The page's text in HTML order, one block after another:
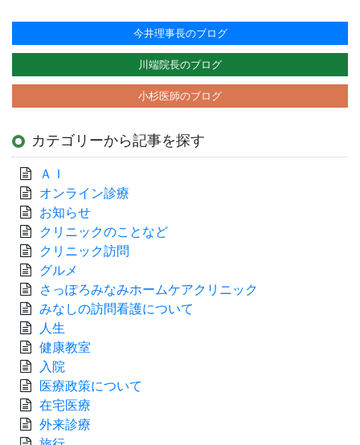
今井理事長のブログ
川端院長のブログ
小杉医師のブログ
カテゴリーから記事を探す
ＡＩ
オンライン診療
お知らせ
クリニックのことなど
クリニック訪問
グルメ
さっぽろみなみホームケアクリニック
みなしの訪問看護について
人生
健康教室
入院
医療政策について
在宅医療
外来診療